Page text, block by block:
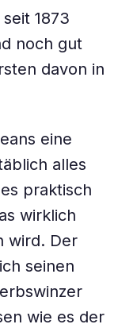
1873
noch gut
davon in
eine
alles
praktisch
wirklich
wird. Der
seinen
wie es der